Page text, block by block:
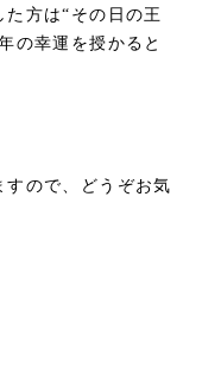
方は“その日の王
の幸運を授かると
ので、どうぞお気